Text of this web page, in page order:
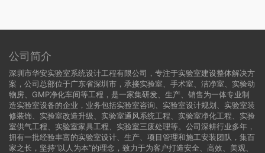
公司简介
深圳市华安实验室系统设计工程有限公司，专注于实验室建设整体解决方
案，公司总部位于广东省深圳市，承接实验室、手术室、洁净室、实验动
物房、GMP净化车间等工程，是一家集研发、生产、销售为一体专业制
造实验室设备的企业，业务包括实验室咨询、实验室设计规划、实验室装
修装饰、实验室改造升级、实验室通风系统工程、实验室净化工程、实验
室供气工程、实验室家具工程、实验室三废处理等。公司深耕行业多年，
拥有一批经验丰富的实验室设计、生产、项目管理和施工安装团队，集百
家之长，坚持“以人为本”的理念，致力于为客户打造安全、高效、美观、